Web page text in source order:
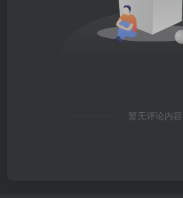
暂无评论内容